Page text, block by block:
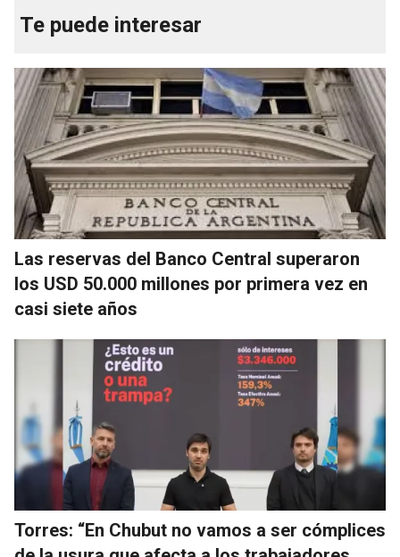
Te puede interesar
Las reservas del Banco Central superaron
los USD 50.000 millones por primera vez en
casi siete años
Torres: “En Chubut no vamos a ser cómplices